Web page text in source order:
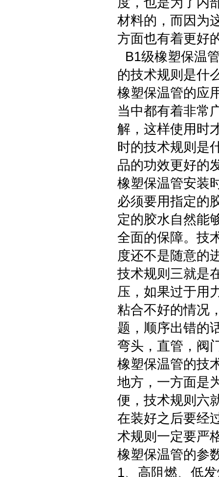
材料的，而因为
方面也有着更好
B1级橡塑保温
的技术规则是什
橡塑保温管的应
当中都有着非常
解，这样使用时
时的技术规则是
品的功效更好的
橡塑保温管安装
必须要用指定的
定的胶水自然能
全面的保障。技
度还不是随意的
技术规则三就是
压，如果过于用
粘合不好的情况
题，顺序出错的
弯头，直管，阀
橡塑保温管的技
地方，一方面是
便，技术规则六
在装好之后要经
术规则一定要严
橡塑保温管的参
1、高阻燃、低